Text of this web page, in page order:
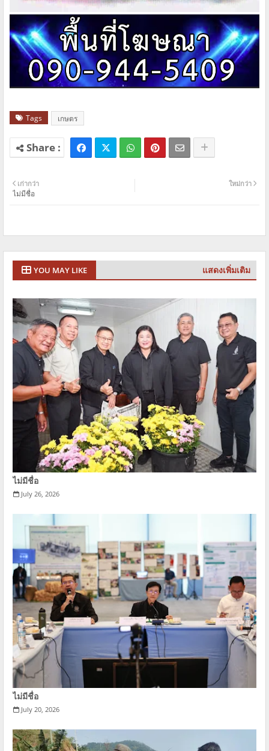
Tags เกษตร
ใหม่กว่า
เก่ากว่า
ไม่มีชื่อ
YOU MAY LIKE แสดงเพิ่มเติม
ไม่มีชื่อ
July 26, 2026
ไม่มีชื่อ
July 20, 2026